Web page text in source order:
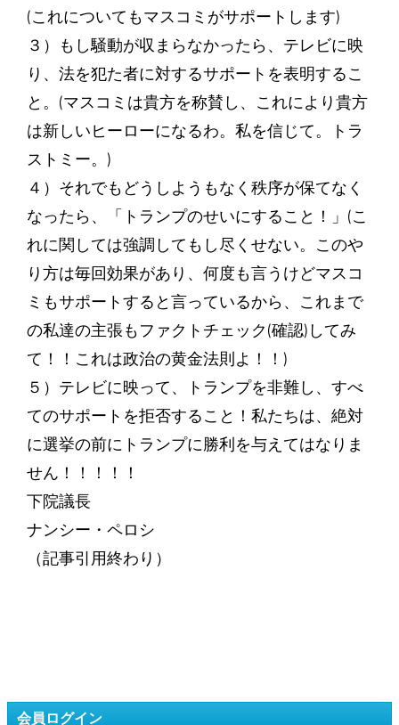
(これについてもマスコミがサポートします)
３）もし騒動が収まらなかったら、テレビに映
り、法を犯た者に対するサポートを表明するこ
と。(マスコミは貴方を称賛し、これにより貴方
は新しいヒーローになるわ。私を信じて。トラ
ストミー。)
４）それでもどうしようもなく秩序が保てなく
なったら、「トランプのせいにすること！」(こ
れに関しては強調してもし尽くせない。このや
り方は毎回効果があり、何度も言うけどマスコ
ミもサポートすると言っているから、これまで
の私達の主張もファクトチェック(確認)してみ
て！！これは政治の黄金法則よ！！)
５）テレビに映って、トランプを非難し、すべ
てのサポートを拒否すること！私たちは、絶対
に選挙の前にトランプに勝利を与えてはなりま
せん！！！！！
下院議長
ナンシー・ペロシ
（記事引用終わり）
会員ログイン